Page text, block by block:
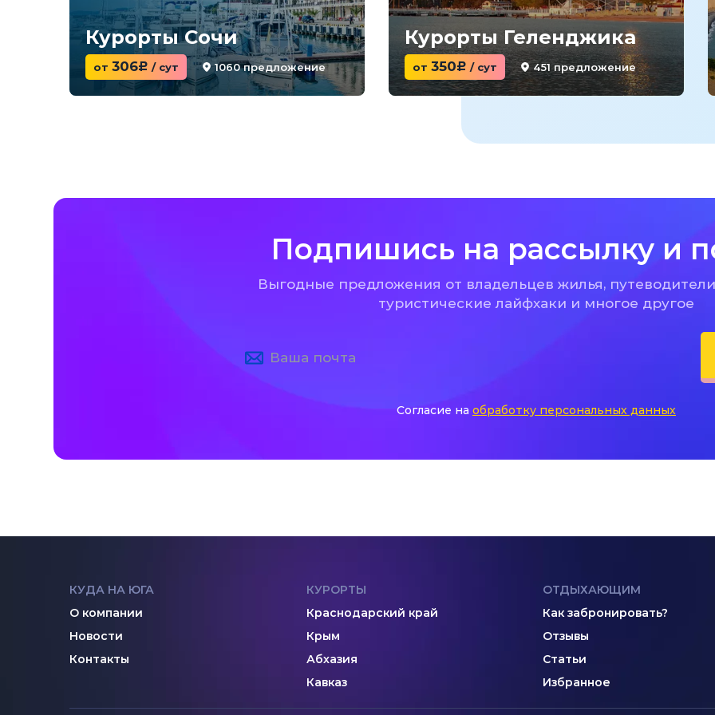
Курорты Сочи
от 306c / сут 1060 предложение
Курорты Геленджика
от 350c / сут 451 предложение
Подпишись на рассылку и
Выгодные предложения от владельцев жилья,
туристические лайфхаки и многое другое
Согласие на обработку персональных данных
КУДА НА ЮГА
О компании
Новости
Контакты
КУРОРТЫ
Краснодарский край
Крым
Абхазия
Кавказ
ОТДЫХАЮЩИМ
Как забронировать?
Отзывы
Статьи
Избранное